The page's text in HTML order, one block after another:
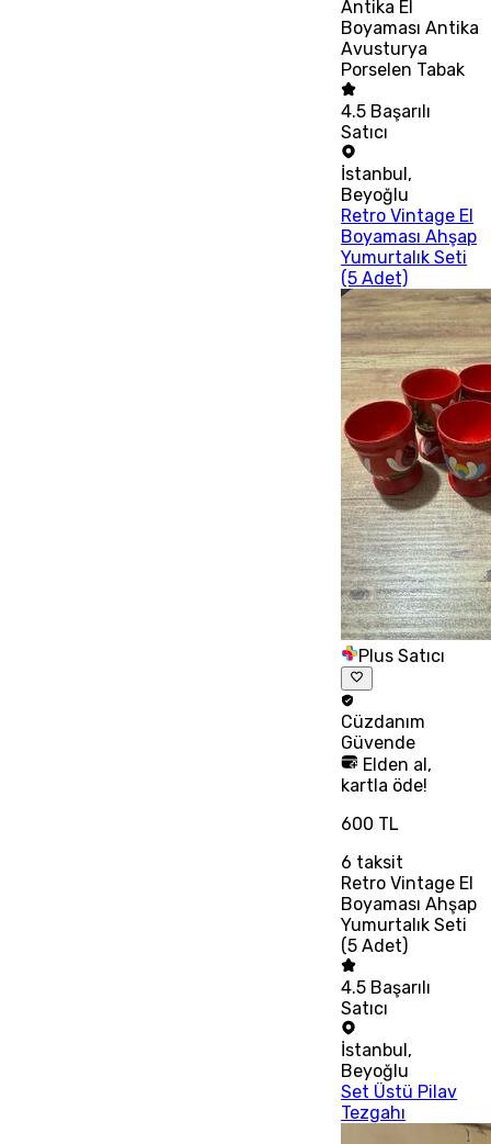
Antika El
Boyaması Antika
Avusturya
Porselen Tabak
4.5 Başarılı
Satıcı
İstanbul,
Beyoğlu
Retro Vintage El
Boyaması Ahşap
Yumurtalık Seti
(5 Adet)
Plus Satıcı
Cüzdanım
Güvende
Elden al,
kartla öde!
600 TL
6 taksit
Retro Vintage El
Boyaması Ahşap
Yumurtalık Seti
(5 Adet)
4.5 Başarılı
Satıcı
İstanbul,
Beyoğlu
Set Üstü Pilav
Tezgahı